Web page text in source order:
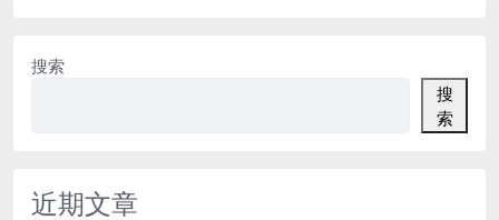
搜索
搜
索
近期文章